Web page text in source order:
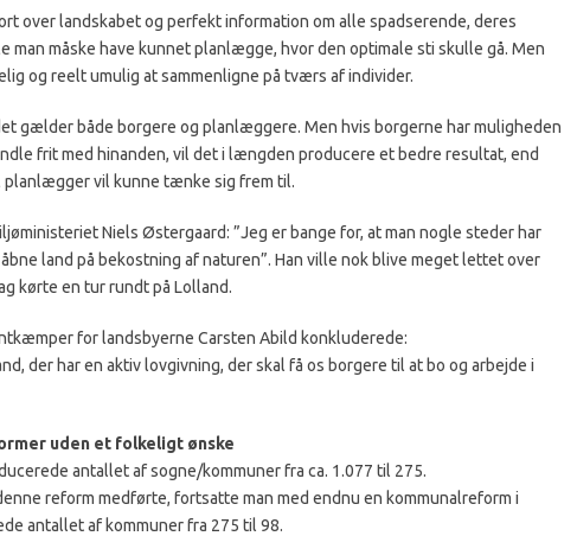
over landskabet og perfekt information om alle spadserende, deres
man måske have kunnet planlægge, hvor den optimale sti skulle gå. Men
og reelt umulig at sammenligne på tværs af individer.
gælder både borgere og planlæggere. Men hvis borgerne har muligheden
frit med hinanden, vil det i længden producere et bedre resultat, end
planlægger vil kunne tænke sig frem til.
Niels Østergaard: ”Jeg er bange for, at man nogle steder har
land på bekostning af naturen”. Han ville nok blive meget lettet over
kørte en tur rundt på Lolland.
for landsbyerne Carsten Abild konkluderede:
der har en aktiv lovgivning, der skal få os borgere til at bo og arbejde i
uden et folkeligt ønske
antallet af sogne/kommuner fra ca. 1.077 til 275.
reform medførte, fortsatte man med endnu en kommunalreform i
antallet af kommuner fra 275 til 98.